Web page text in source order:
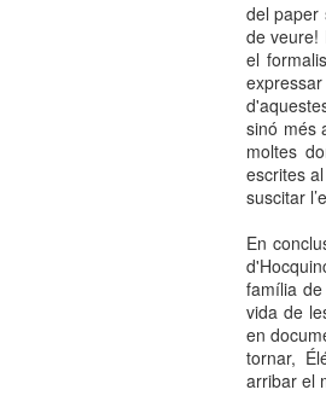
del paper
de veure!
el
sinó més
moltes
escrites
suscitar
En
família
vida de
en
tornar,
arribar el